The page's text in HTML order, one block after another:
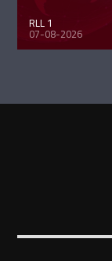
RLL 1
07-08-2026